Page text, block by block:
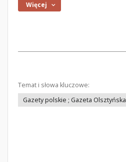
Więcej
Temat i słowa kluczowe:
Gazety polskie ; Gazeta Olsztyńska